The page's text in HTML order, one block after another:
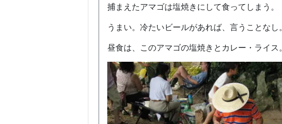
捕まえたアマゴは塩焼きにして食ってしまう。
うまい。冷たいビールがあれば、言うことなし。
昼食は、このアマゴの塩焼きとカレー・ライス。